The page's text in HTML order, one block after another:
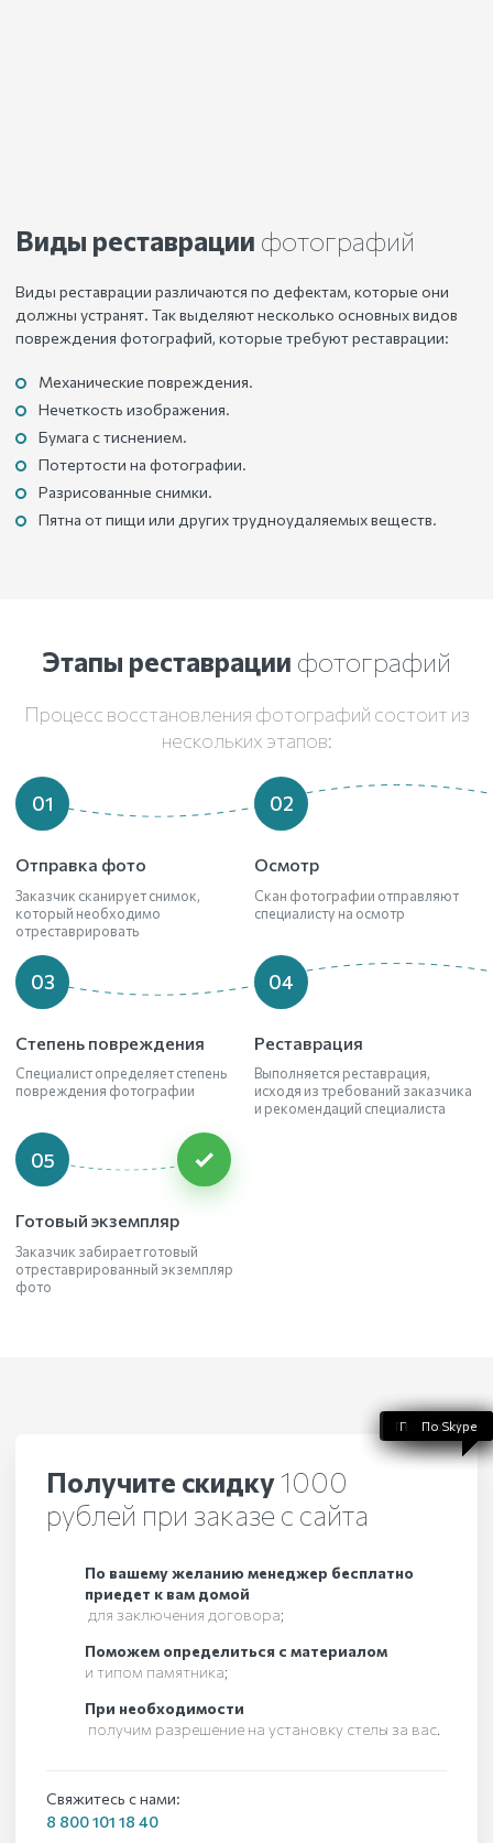
Виды реставрации фотографий
Виды реставрации различаются по дефектам, которые они
должны устранят. Так выделяют несколько основных видов
повреждения фотографий, которые требуют реставрации:
Механические повреждения.
Нечеткость изображения.
Бумага с тиснением.
Потертости на фотографии.
Разрисованные снимки.
Пятна от пищи или других трудноудаляемых веществ.
Этапы реставрации фотографий
Процесс восстановления фотографий состоит из
нескольких этапов:
01
Отправка фото
Заказчик сканирует снимок,
который необходимо
отреставрировать
02
Осмотр
Скан фотографии отправляют
специалисту на осмотр
03
Степень повреждения
Специалист определяет степень
повреждения фотографии
04
Реставрация
Выполняется реставрация,
исходя из требований заказчика
и рекомендаций специалиста
05
Готовый экземпляр
Заказчик забирает готовый
отреставрированный экземпляр
фото
Получите скидку1000
рублей при заказе с сайта
По вашему желанию менеджер бесплатно
приедет к вам домой
для заключения договора;
Поможем определиться с материалом
и типом памятника;
При необходимости
получим разрешение на установку стелы за вас.
Свяжитесь с нами:
8 800 101 18 40
По телефону
По WhatsApp
По Telegram
По Viber
По Skype